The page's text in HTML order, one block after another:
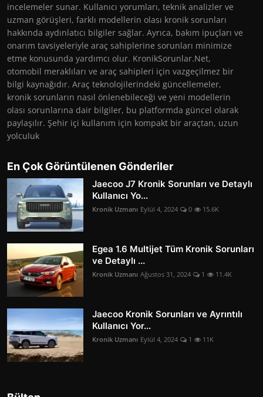
incelemeler sunar. Kullanıcı yorumları, teknik analizler ve
uzman görüşleri, farklı modellerin olası kronik sorunları
hakkında aydınlatıcı bilgiler sağlar. Ayrıca, bakım ipuçları ve
onarım tavsiyeleriyle araç sahiplerine sorunları minimize
etme konusunda yardımcı olur. KronikSorunlar.Net,
otomobil meraklıları ve araç sahipleri için vazgeçilmez bir
bilgi kaynağıdır. Araç teknolojilerindeki güncellemeler,
kronik sorunların nasıl önlenebileceği ve yeni modellerin
olası sorunlarına dair bilgiler, bu platformda güncel olarak
paylaşılır. Şehir içi kullanım için kompakt bir araçtan, uzun
yolculuk
En Çok Görüntülenen Gönderiler
Jaecoo J7 Kronik Sorunları ve Detaylı
Kullanıcı Yo...
Kronik Uzmanı Eylül 4, 2024 0 15.6K
Egea 1.6 Multijet Tüm Kronik Sorunları
ve Detaylı ...
Kronik Uzmanı Ağustos 31, 2024 1 11.4K
Jaecoo Kronik Sorunları ve Ayrıntılı
Kullanıcı Yor...
Kronik Uzmanı Eylül 4, 2024 1 11K